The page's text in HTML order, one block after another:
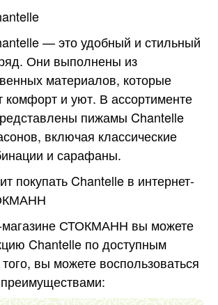
— это удобный и стильный
Они выполнены из
материалов, которые
комфорт и уют. В ассортименте
пижамы Chantelle
включая классические
и сарафаны.
покупать Chantelle в интернет-
магазине СТОКМАНН вы можете
Chantelle по доступным
вы можете воспользоваться